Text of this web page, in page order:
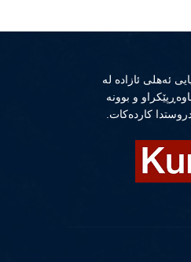
ئەهلی ئازادە لە
و بوونە
كاردەكات.